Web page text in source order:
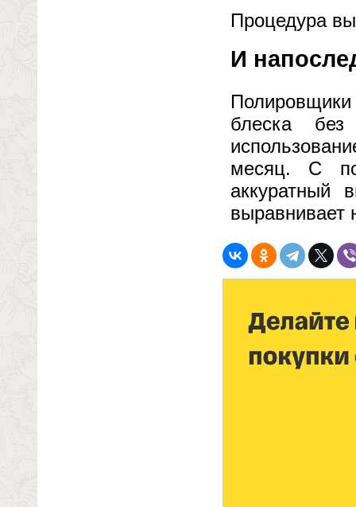
Процедура
И
Полировщики
блеска без
месяц. С
аккуратный
выравнивает